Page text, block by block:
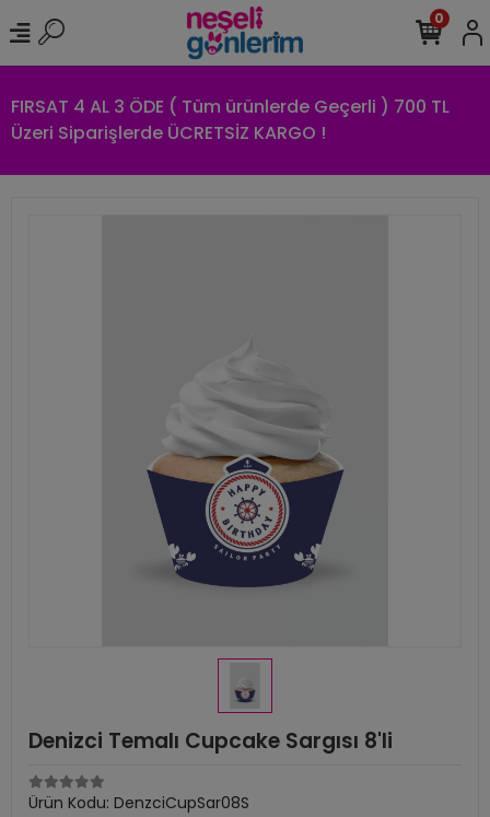
FIRSAT 4 AL 3 ÖDE ( Tüm ürünlerde Geçerli ) 700 TL
Üzeri Siparişlerde ÜCRETSİZ KARGO !
0
Denizci Temalı Cupcake Sargısı 8'li
Ürün Kodu: DenzciCupSar08S